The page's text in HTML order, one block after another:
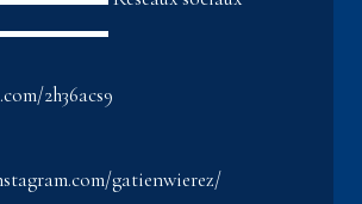
2h36acs9
gatienwierez/